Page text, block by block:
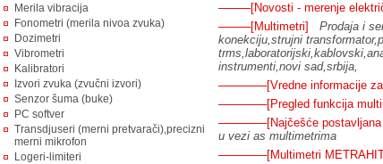
Merila vibracija
Fonometri (merila nivoa zvuka)
Dozimetri
Vibrometri
Kalibratori
Izvori zvuka (zvučni izvori)
Senzor šuma (buke)
PC softver
Transdjuseri (merni pretvarači),precizni
merni mikrofon
Logeri-limiteri
────[Novosti - merenje
────[Multimetri]
Prodaja i
konekciju,strujni
instrumenti,novi sad,srbija,
──────[Vredne informacije za
──────[Pregled funkcija
──────[Najčešće postavljana
u vezi as multimetrima
──────[Multimetri